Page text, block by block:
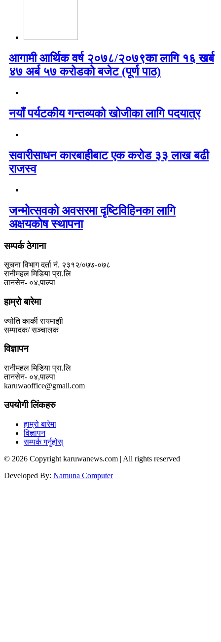
आगामी आर्थिक वर्ष २०७८/२०७९का लागि १६ खर्ब
४७ अर्ब ५७ करोडको बजेट (पूर्ण पाठ)
नयाँ पर्यटकीय गन्तव्यको खोजीका लागि पदयात्र
सवारीसाधन कारबाहीबाट एक करोड ३३ लाख बढी
राजस्व
जन्मोत्सवको अवसरमा दृष्टिविहिनका लागि
अक्षयकोष स्थापना
सम्पर्क ठेगाना
सूचना विभाग दर्ता नं. २३१२/०७७-०७८
रानीमहल मिडिया प्रा.लि
तानसेन- ०४,पाल्पा
हाम्रो बारेमा
ज्योति कार्की रायमाझी
सम्पादक/ सञ्चालक
विज्ञापन
रानीमहल मिडिया प्रा.लि
तानसेन- ०४,पाल्पा
karuwaoffice@gmail.com
उपयोगी लिंकहरु
हाम्रो बारेमा
विज्ञापन
सम्पर्क गर्नुहोस्
© 2026 Copyright karuwanews.com | All rights reserved
Developed By: Namuna Computer